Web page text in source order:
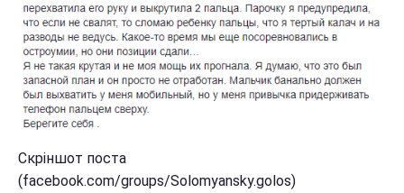
Скріншот поста
(facebook.com/groups/Solomyansky.golos)